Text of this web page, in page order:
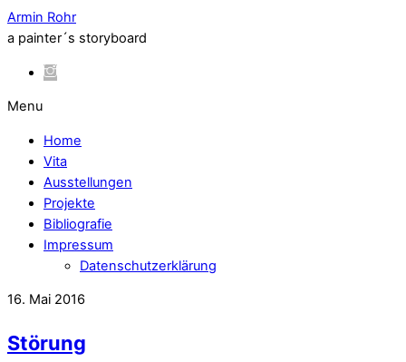
Armin Rohr
a painter´s storyboard
Menu
Home
Vita
Ausstellungen
Projekte
Bibliografie
Impressum
Datenschutzerklärung
16. Mai 2016
Störung